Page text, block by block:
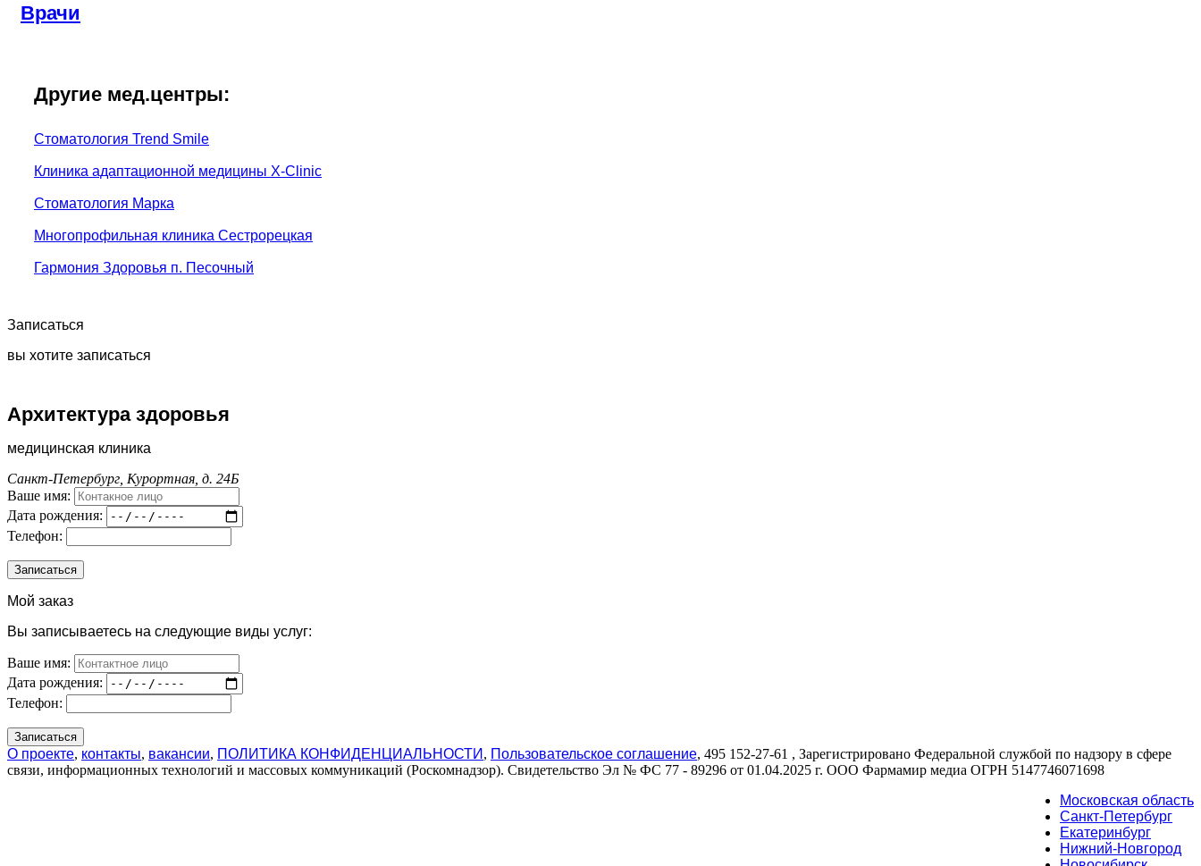
Врачи
Другие мед.центры:
Стоматология Trend Smile
Клиника адаптационной медицины X-Clinic
Стоматология Марка
Многопрофильная клиника Сестрорецкая
Гармония Здоровья п. Песочный
Записаться
вы хотите записаться
Архитектура здоровья
медицинская клиника
Санкт-Петербург, Курортная, д. 24Б
Ваше имя:
Дата рождения:
Телефон:
Мой заказ
Вы записываетесь на следующие виды услуг:
Ваше имя:
Дата рождения:
Телефон:
О проекте, контакты, вакансии, ПОЛИТИКА КОНФИДЕНЦИАЛЬНОСТИ , Пользовательское соглашение, 495 152-27-61 , Зарегистрировано Федеральной службой по надзору в сфере
связи, информационных технологий и массовых коммуникаций (Роскомнадзор). Свидетельство Эл № ФС 77 - 89296 от 01.04.2025 г. ООО Фармамир медиа ОГРН 5147746071698
Московская область
Санкт-Петербург
Екатеринбург
Нижний-Новгород